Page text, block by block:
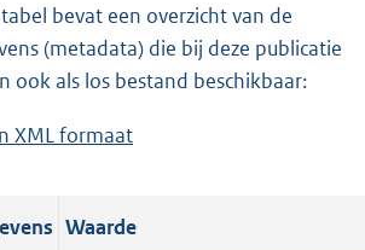
bevat een overzicht van de
(metadata) die bij deze publicatie
ook als los bestand beschikbaar:
XML formaat
t
Waarde